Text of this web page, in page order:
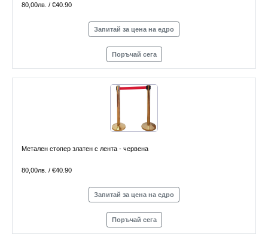
80,00лв. / €40.90
Запитай за цена на едро
Поръчай сега
Метален стопер златен с лента - червена
80,00лв. / €40.90
Запитай за цена на едро
Поръчай сега